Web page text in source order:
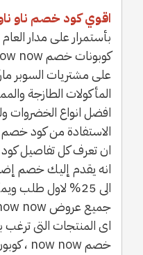
اقوي كود خصم ناو ناو
بأستمرار على مدار
على مشتريات السوبر
المأكولات الطازجة
افضل انواع الخضروات
انه يقدم إليك خصم
الى 25% لاول
اى المنتجات التى ترغب
خصم now now ، كوبون خصم now now .